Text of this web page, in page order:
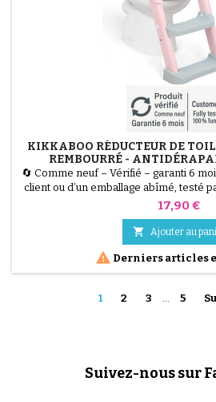
KIKKABOO RÉDUCTEUR DE
REMBOURRÉ -
🔄 Comme neuf – Vérifié – garanti 6
client ou d’un emballage abîmé, testé
% fonctionnel. Le Réducteur de
anatomique et d'un rembourrage doux
de l'enfant. Antidérapant et
Prix
17,90 €
 Ajouter au
 Derniers articles
1 2 3 5
Suivez-nous sur